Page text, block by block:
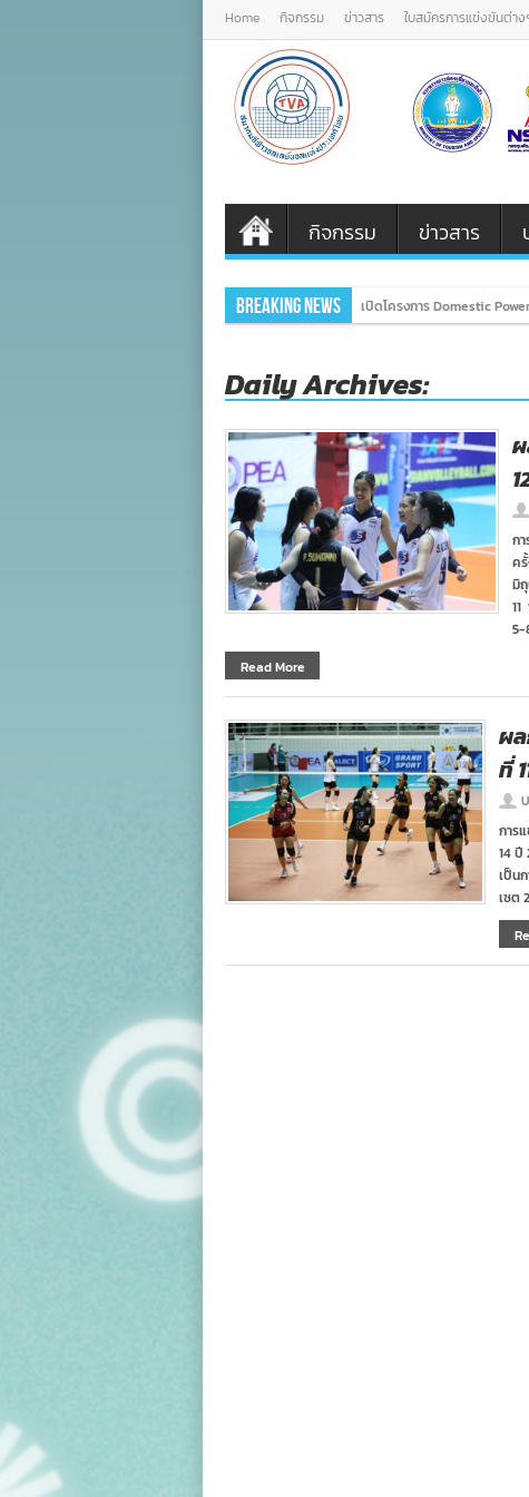
Home กิจกรรม ข่าวสาร ใบสมัครการแข่งขันต่าง
กิจกรรม ข่าวสาร
Breaking News เปิดโครงการ Domestic
Daily Archives:
ก
ค
มิ
5-
Read More
ผ
ที่
การ
14 ปี
เป็น
เซต